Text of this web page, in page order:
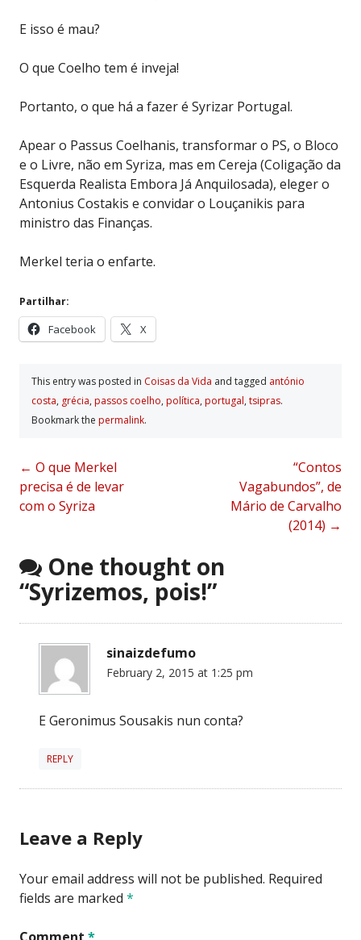
E isso é mau?
O que Coelho tem é inveja!
Portanto, o que há a fazer é Syrizar Portugal.
Apear o Passus Coelhanis, transformar o PS, o Bloco
e o Livre, não em Syriza, mas em Cereja (Coligação da
Esquerda Realista Embora Já Anquilosada), eleger o
Antonius Costakis e convidar o Louçanikis para
ministro das Finanças.
Merkel teria o enfarte.
Partilhar:
Facebook X
This entry was posted in Coisas da Vida and tagged antónio
costa, grécia, passos coelho, polí­tica, portugal, tsipras.
Bookmark the permalink.
Post
navigation
← O que Merkel
precisa é de levar
com o Syriza
“Contos
Vagabundos”, de
Mário de Carvalho
(2014) →
One thought on
“Syrizemos, pois!”
sinaizdefumo
February 2, 2015 at 1:25 pm
E Geronimus Sousakis nun conta?
REPLY
Leave a Reply
Your email address will not be published. Required
fields are marked *